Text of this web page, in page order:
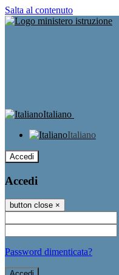
Salta al contenuto
Italiano
Italiano
Accedi
Accedi
button close ×
Password dimenticata?